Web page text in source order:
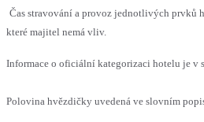
Čas stravování a provoz jednotlivých prvků
které majitel nemá vliv.
Informace o oficiální kategorizaci hotelu je v
Polovina hvězdičky uvedená ve slovním